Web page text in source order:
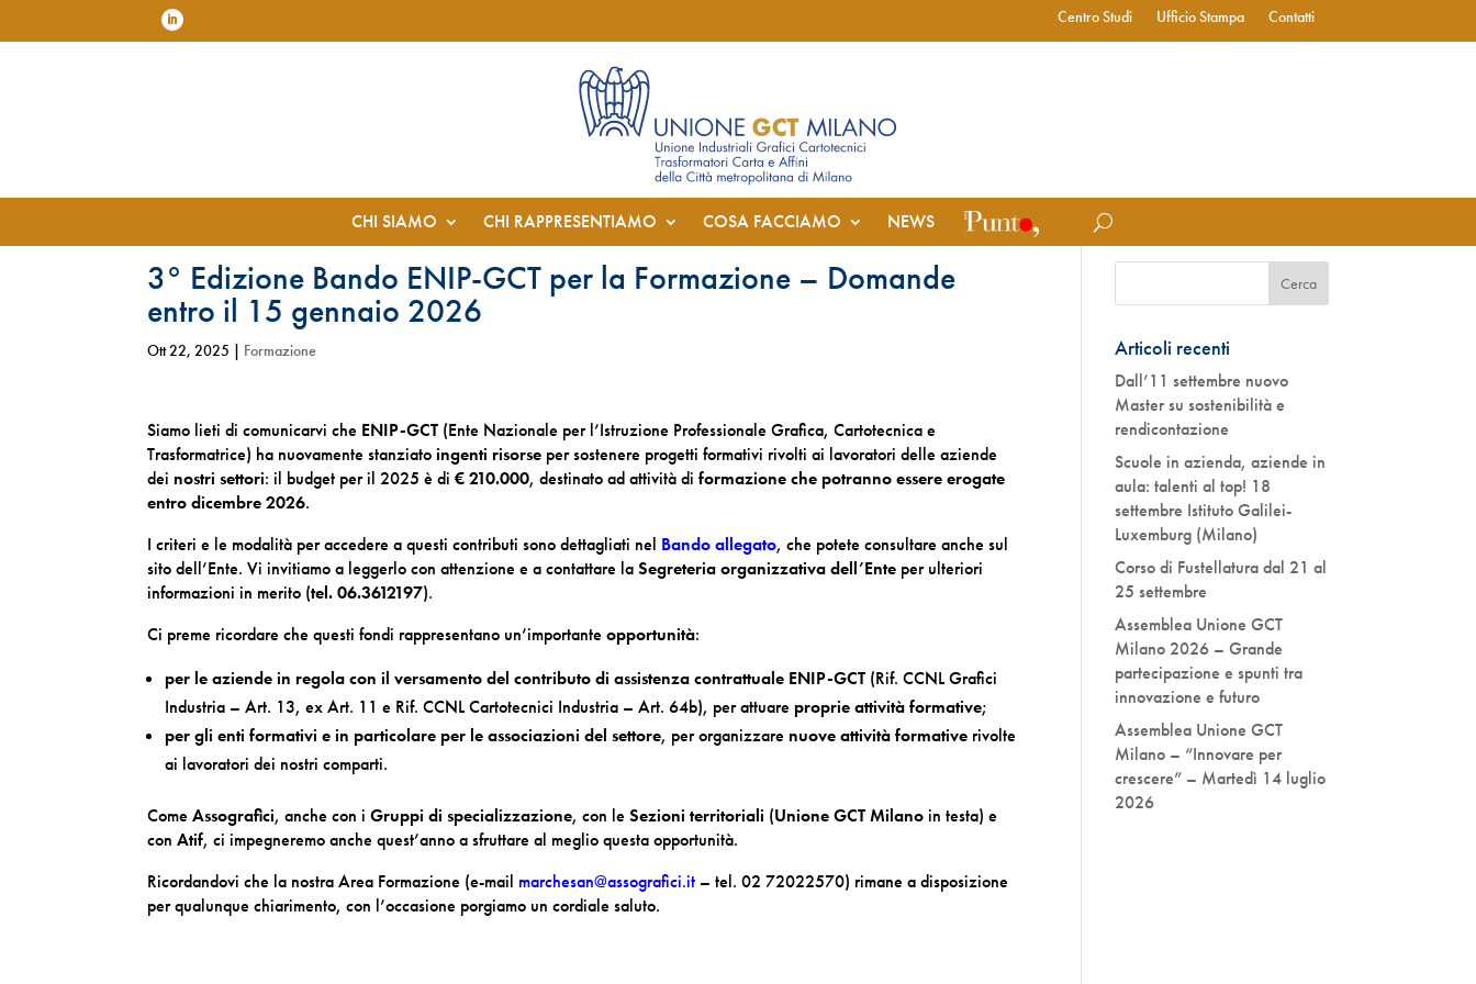
Centro Studi Ufficio Stampa Contatti
CHI SIAMO CHI RAPPRESENTIAMO COSA FACCIAMO NEWS
3° Edizione Bando ENIP-GCT per la Formazione – Domande
entro il 15 gennaio 2026
Ott 22, 2025 | Formazione
Siamo lieti di comunicarvi che ENIP-GCT (Ente Nazionale per l’Istruzione Professionale Grafica, Cartotecnica e
Trasformatrice) ha nuovamente stanziatoingenti risorse per sostenere progetti formativi rivolti ai lavoratori delle aziende
dei nostri settori: il budget per il 2025 è di€ 210.000, destinato ad attività diformazione che potranno essere erogate
entro dicembre 2026.
I criteri e le modalità per accedere a questi contributi sono dettagliati nel Bando allegato, che potete consultare anche sul
sito dell’Ente. Vi invitiamo a leggerlo con attenzione e a contattare laSegreteria organizzativa dell’Ente per ulteriori
informazioni in merito (tel. 06.3612197).
Ci preme ricordare che questi fondi rappresentano un’importanteopportunità:
per le aziende in regola con il versamento del contributo di assistenza contrattuale ENIP-GCT (Rif. CCNL Grafici
Industria – Art. 13, ex Art. 11 e Rif. CCNL Cartotecnici Industria – Art. 64b), per attuare proprie attività formative;
per gli enti formativi e in particolare per le associazioni del settore, per organizzare nuove attività formative rivolte
ai lavoratori dei nostri comparti.
ComeAssografici, anche con iGruppi di specializzazione, con leSezioni territoriali (Unione GCT Milanoin testa) e
conAtif, ci impegneremo anche quest’anno a sfruttare al meglio questa opportunità.
Ricordandovi che la nostra Area Formazione (e-mail marchesan@assografici.it – tel. 02 72022570) rimane a disposizione
per qualunque chiarimento, con l’occasione porgiamo un cordiale saluto.
Articoli recenti
Dall’11 settembre nuovo
Master su sostenibilità e
rendicontazione
Scuole in azienda, aziende in
aula: talenti al top! 18
settembre Istituto Galilei-
Luxemburg (Milano)
Corso di Fustellatura dal 21 al
25 settembre
Assemblea Unione GCT
Milano 2026 – Grande
partecipazione e spunti tra
innovazione e futuro
Assemblea Unione GCT
Milano – “Innovare per
crescere” – Martedì 14 luglio
2026